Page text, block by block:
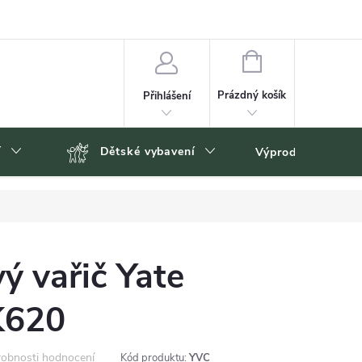
Přihlášení
NÁKUPNÍ
Prázdný košík
Dětské vybavení Výprodej
vařič Yate
hodnocení Kód produktu: YVC